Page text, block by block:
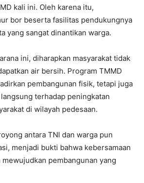
kali ini. Oleh karena itu,
bor beserta fasilitas pendukungnya
yang sangat dinantikan warga.
ini, diharapkan masyarakat tidak
air bersih. Program TMMD
pembangunan fisik, tetapi juga
terhadap peningkatan
di wilayah pedesaan.
antara TNI dan warga pun
menjadi bukti bahwa kebersamaan
mewujudkan pembangunan yang